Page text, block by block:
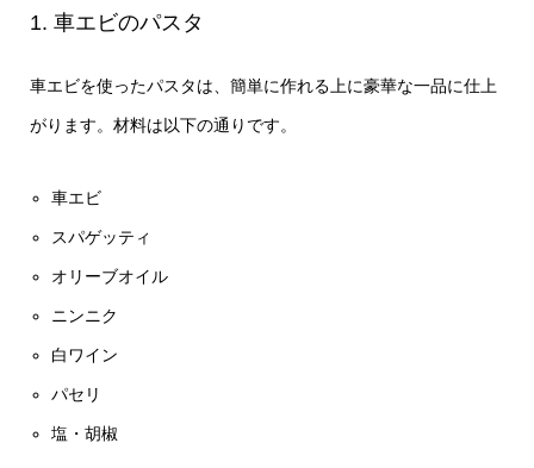
1. 車エビのパスタ
車エビを使ったパスタは、簡単に作れる上に豪華な一品に仕上
がります。材料は以下の通りです。
車エビ
スパゲッティ
オリーブオイル
ニンニク
白ワイン
パセリ
塩・胡椒